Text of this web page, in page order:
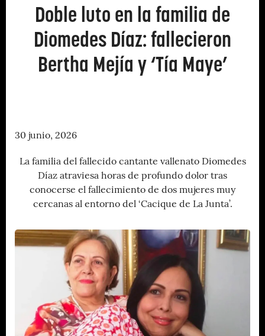
Doble luto en la familia de
Diomedes Díaz: fallecieron
Bertha Mejía y ‘Tía Maye’
30 junio, 2026
La familia del fallecido cantante vallenato Diomedes
Díaz atraviesa horas de profundo dolor tras
conocerse el fallecimiento de dos mujeres muy
cercanas al entorno del ‘Cacique de La Junta’.